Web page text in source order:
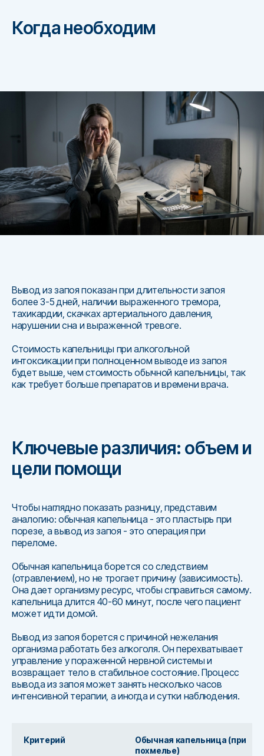
Когда необходим
Вывод из запоя показан при длительности запоя
более 3-5 дней, наличии выраженного тремора,
тахикардии, скачках артериального давления,
нарушении сна и выраженной тревоге.
Стоимость капельницы при алкогольной
интоксикации при полноценном выводе из запоя
будет выше, чем стоимость обычной капельницы, так
как требует больше препаратов и времени врача.
Ключевые различия: объем и
цели помощи
Чтобы наглядно показать разницу, представим
аналогию: обычная капельница - это пластырь при
порезе, а вывод из запоя - это операция при
переломе.
Обычная капельница борется со следствием
(отравлением), но не трогает причину (зависимость).
Она дает организму ресурс, чтобы справиться самому.
капельница длится 40-60 минут, после чего пациент
может идти домой.
Вывод из запоя борется с причиной нежелания
организма работать без алкоголя. Он перехватывает
управление у пораженной нервной системы и
возвращает тело в стабильное состояние. Процесс
вывода из запоя может занять несколько часов
интенсивной терапии, а иногда и сутки наблюдения.
Критерий
Обычная капельница (при
похмелье)